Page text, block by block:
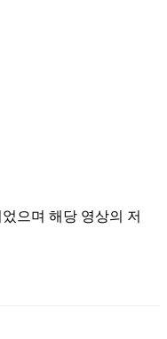
으며 해당 영상의 저